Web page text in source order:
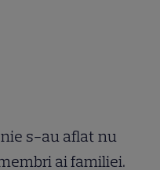
s-au aflat nu
ai familiei.